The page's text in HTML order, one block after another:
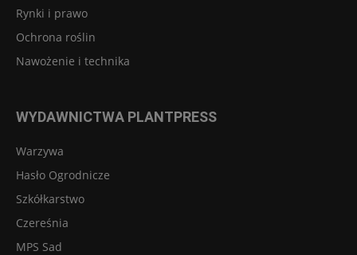
Rynki i prawo
Ochrona roślin
Nawożenie i technika
WYDAWNICTWA PLANTPRESS
Warzywa
Hasło Ogrodnicze
Szkółkarstwo
Czereśnia
MPS Sad